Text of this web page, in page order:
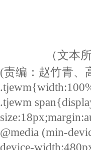
（文本
(责编：赵竹青、
.tjewm
@media (min-
device-